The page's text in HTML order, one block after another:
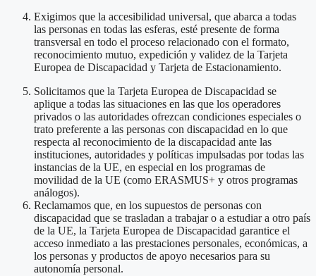
Exigimos que la accesibilidad universal, que abarca a todas
las personas en todas las esferas, esté presente de forma
transversal en todo el proceso relacionado con el formato,
reconocimiento mutuo, expedición y validez de la Tarjeta
Europea de Discapacidad y Tarjeta de Estacionamiento.
Solicitamos que la Tarjeta Europea de Discapacidad se
aplique a todas las situaciones en las que los operadores
privados o las autoridades ofrezcan condiciones especiales o
trato preferente a las personas con discapacidad en lo que
respecta al reconocimiento de la discapacidad ante las
instituciones, autoridades y políticas impulsadas por todas las
instancias de la UE, en especial en los programas de
movilidad de la UE (como ERASMUS+ y otros programas
análogos).
Reclamamos que, en los supuestos de personas con
discapacidad que se trasladan a trabajar o a estudiar a otro país
de la UE, la Tarjeta Europea de Discapacidad garantice el
acceso inmediato a las prestaciones personales, económicas, a
los personas y productos de apoyo necesarios para su
autonomía personal.